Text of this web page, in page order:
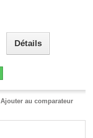
Détails
Ajouter au comparateur